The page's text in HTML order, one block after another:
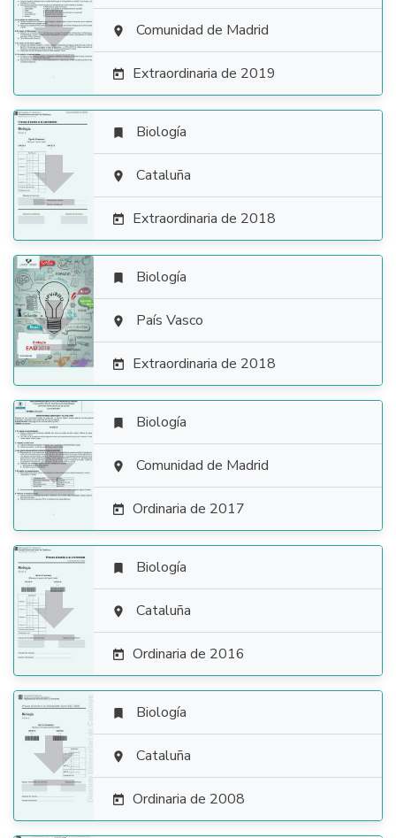
  Comunidad de Madrid
 Extraordinaria de 2019

 Biología
 Cataluña
 Extraordinaria de 2018

 Biología
 País Vasco
 Extraordinaria de 2018

 Biología
 Comunidad de Madrid
 Ordinaria de 2017

 Biología
 Cataluña
 Ordinaria de 2016

 Biología
 Cataluña
 Ordinaria de 2008